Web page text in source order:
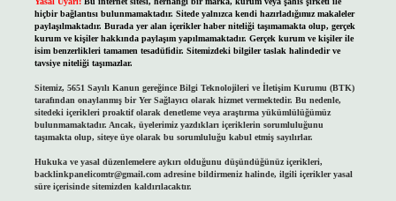
hiçbir bağlantısı bulunmamaktadır. Sitede yalnızca kendi hazırladığımız makaleler
paylaşılmaktadır. Burada yer alan içerikler haber niteliği taşımamakta olup, gerçek
kurum ve kişiler hakkında paylaşım yapılmamaktadır. Gerçek kurum ve kişiler ile
isim benzerlikleri tamamen tesadüfidir. Sitemizdeki bilgiler taslak halindedir ve
tavsiye niteliği taşımazlar.
Sitemiz, 5651 Sayılı Kanun gereğince Bilgi Teknolojileri ve İletişim Kurumu (BTK)
tarafından onaylanmış bir Yer Sağlayıcı olarak hizmet vermektedir. Bu nedenle,
sitedeki içerikleri proaktif olarak denetleme veya araştırma yükümlülüğümüz
bulunmamaktadır. Ancak, üyelerimiz yazdıkları içeriklerin sorumluluğunu
taşımakta olup, siteye üye olarak bu sorumluluğu kabul etmiş sayılırlar.
Hukuka ve yasal düzenlemelere aykırı olduğunu düşündüğünüz içerikleri,
backlinkpanelicomtr@gmail.comadresine bildirmeniz halinde, ilgili içerikler yasal
süre içerisinde sitemizden kaldırılacaktır.